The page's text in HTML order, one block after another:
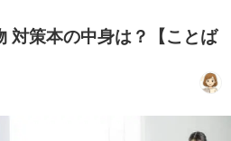
対策本の中身は？【ことば